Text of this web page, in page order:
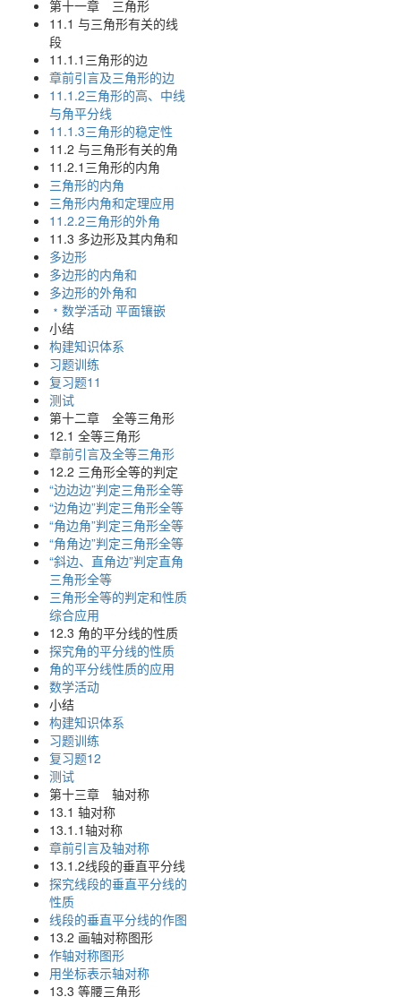
第十一章 三角形
11.1 与三角形有关的线
段
11.1.1三角形的边
章前引言及三角形的边
11.1.2三角形的高、中线
与角平分线
11.1.3三角形的稳定性
11.2 与三角形有关的角
11.2.1三角形的内角
三角形的内角
三角形内角和定理应用
11.2.2三角形的外角
11.3 多边形及其内角和
多边形
多边形的内角和
多边形的外角和
﹡数学活动 平面镶嵌
小结
构建知识体系
习题训练
复习题11
测试
第十二章 全等三角形
12.1 全等三角形
章前引言及全等三角形
12.2 三角形全等的判定
“边边边”判定三角形全等
“边角边”判定三角形全等
“角边角”判定三角形全等
“角角边”判定三角形全等
“斜边、直角边”判定直角
三角形全等
三角形全等的判定和性质
综合应用
12.3 角的平分线的性质
探究角的平分线的性质
角的平分线性质的应用
数学活动
小结
构建知识体系
习题训练
复习题12
测试
第十三章 轴对称
13.1 轴对称
13.1.1轴对称
章前引言及轴对称
13.1.2线段的垂直平分线
探究线段的垂直平分线的
性质
线段的垂直平分线的作图
13.2 画轴对称图形
作轴对称图形
用坐标表示轴对称
13.3 等腰三角形